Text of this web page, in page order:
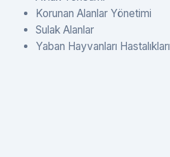
Korunan Alanlar Yönetimi
Sulak Alanlar
Yaban Hayvanları Hastalıkları